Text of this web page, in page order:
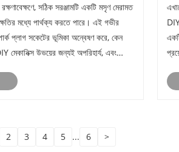
সঠিক সরঞ্জামটি একটি মসৃণ মেরামত
মধ্যে পার্থক্য করতে পারে। এই গভীর
প্লাগ সকেটের ভূমিকা অন্বেষণ করে, কেন
মেকানিক্স উভয়ের জন্যই অপরিহার্য, এবং
2 3 4 5 ... 6 >